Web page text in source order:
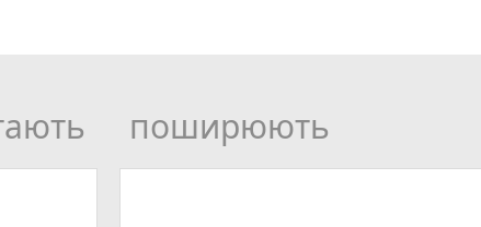
поширюють